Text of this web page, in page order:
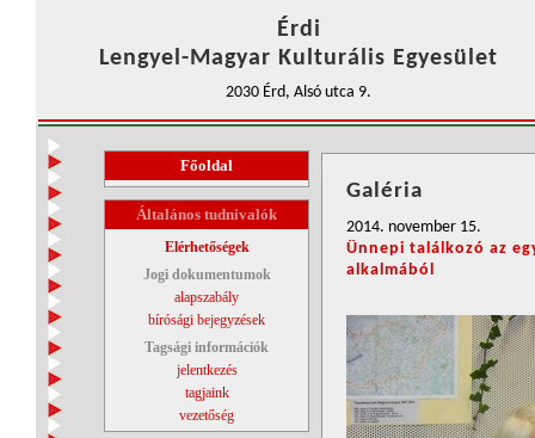
Érdi
Lengyel-Magyar Kulturális Egyesület
2030 Érd, Alsó utca 9.
Főoldal
Általános tudnivalók
Elérhetőségek
Jogi dokumentumok
alapszabály
bírósági bejegyzések
Tagsági információk
jelentkezés
tagjaink
vezetőség
Galéria
2014. november 15.
Ünnepi találkozó az
alkalmából